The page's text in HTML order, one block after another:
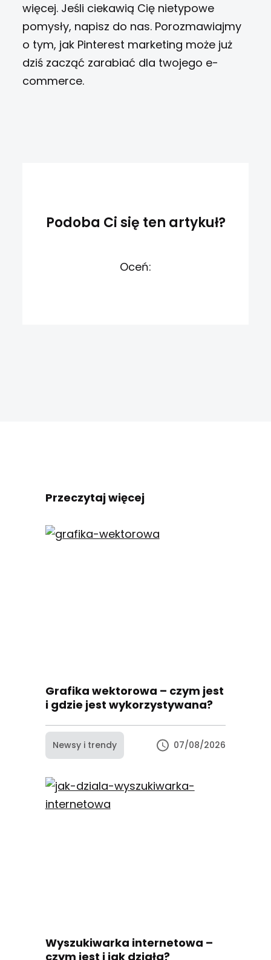
więcej. Jeśli ciekawią Cię nietypowe
pomysły, napisz do nas. Porozmawiajmy
o tym, jak Pinterest marketing może już
dziś zacząć zarabiać dla twojego e-
commerce.
Podoba Ci się ten artykuł?
Oceń:
Przeczytaj więcej
Grafika wektorowa – czym jest
i gdzie jest wykorzystywana?
Newsy i trendy 07/08/2026
Wyszukiwarka internetowa –
czym jest i jak działa?